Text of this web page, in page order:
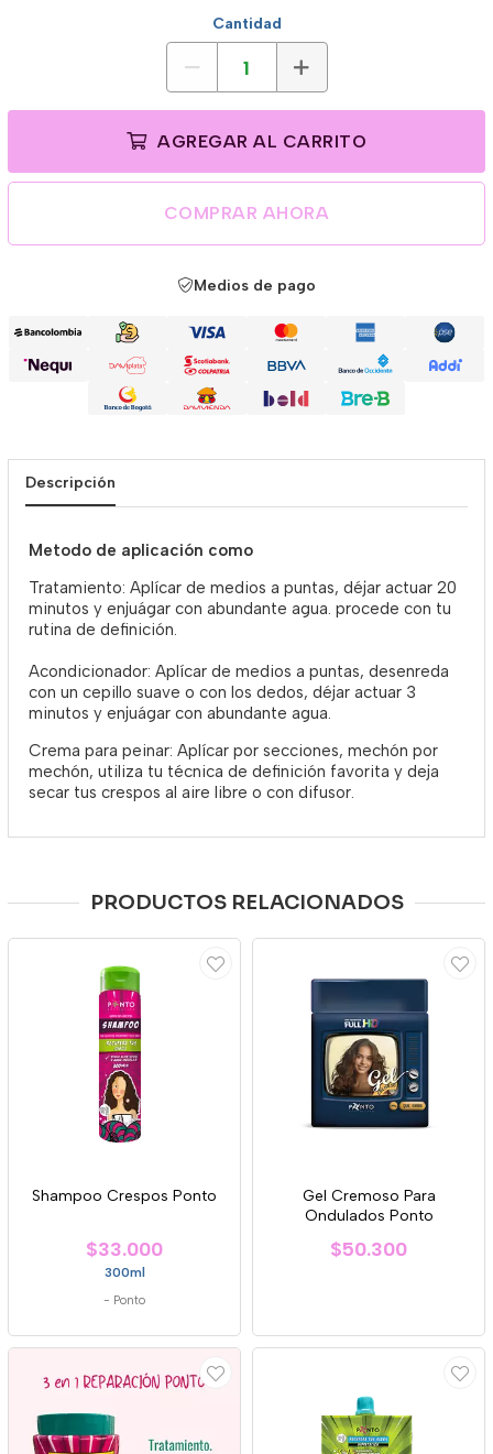
Cantidad
AGREGAR AL CARRITO
COMPRAR AHORA
Medios de pago
Descripción
Metodo de aplicación como
Tratamiento: Aplícar de medios a puntas, déjar actuar 20
minutos y enjuágar con abundante agua. procede con tu
rutina de definición.
Acondicionador: Aplícar de medios a puntas, desenreda
con un cepillo suave o con los dedos, déjar actuar 3
minutos y enjuágar con abundante agua.
Crema para peinar: Aplícar por secciones, mechón por
mechón, utiliza tu técnica de definición favorita y deja
secar tus crespos al aire libre o con difusor.
PRODUCTOS RELACIONADOS
Shampoo Crespos Ponto
$33.000
300ml
- Ponto
Gel Cremoso Para
Ondulados Ponto
$50.300